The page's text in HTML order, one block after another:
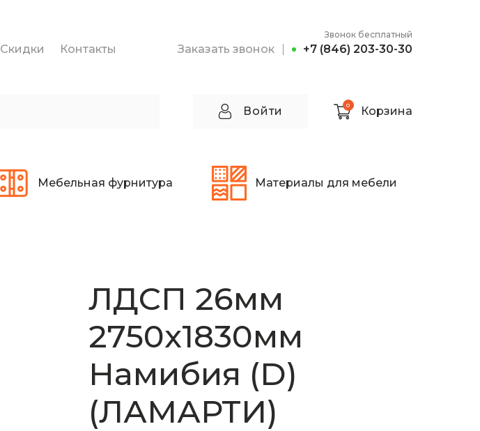
Скидки Контакты Заказать звонок
Звонок бесплатный
+7 (846) 203-30-30
Войти 0 Корзина
Мебельная фурнитура Материалы для мебели
ЛДСП 26мм
2750х1830мм
Намибия (D)
(ЛАМАРТИ)